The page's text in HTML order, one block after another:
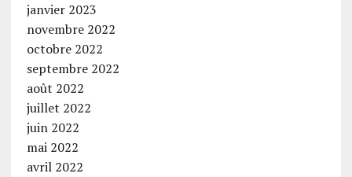
janvier 2023
novembre 2022
octobre 2022
septembre 2022
août 2022
juillet 2022
juin 2022
mai 2022
avril 2022